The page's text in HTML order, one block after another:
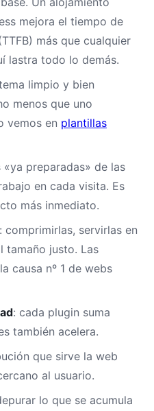
mejora el tiempo de
más que cualquier
lastra todo lo demás.
limpio y bien
menos que uno
vemos en plantillas
«ya preparadas» de las
en cada visita. Es
más inmediato.
: comprimirlas, servirlas en
tamaño justo. Las
causa nº 1 de webs
: cada plugin suma
también acelera.
que sirve la web
al usuario.
lo que se acumula